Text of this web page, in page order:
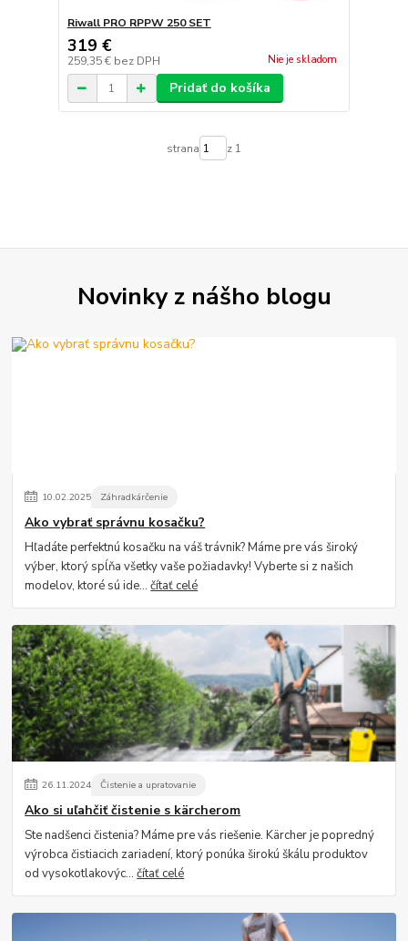
Riwall PRO RPPW 250 SET
319 €
259,35 € bez DPH Nie je skladom
Pridať do košíka
strana z 1
Novinky z nášho blogu
10.02.2025 Záhradkárčenie
Ako vybrať správnu kosačku?
Hľadáte perfektnú kosačku na váš trávnik? Máme pre vás široký
výber, ktorý spĺňa všetky vaše požiadavky! Vyberte si z našich
modelov, ktoré sú ide...čítať celé
26.11.2024 Čistenie a upratovanie
Ako si uľahčiť čistenie s kärcherom
Ste nadšenci čistenia? Máme pre vás riešenie. Kärcher je popredný
výrobca čistiacich zariadení, ktorý ponúka širokú škálu produktov
od vysokotlakovýc...čítať celé